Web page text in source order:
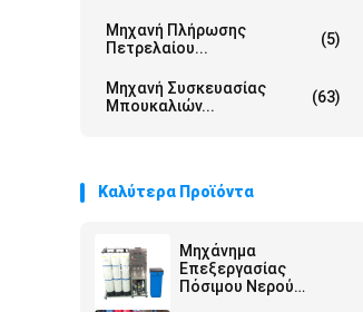
Μηχανή Πλήρωσης
Πετρελαίου...
(5)
Μηχανή Συσκευασίας
Μπουκαλιών...
(63)
Καλύτερα Προϊόντα
Μηχάνημα
Επεξεργασίας
Πόσιμου Νερού